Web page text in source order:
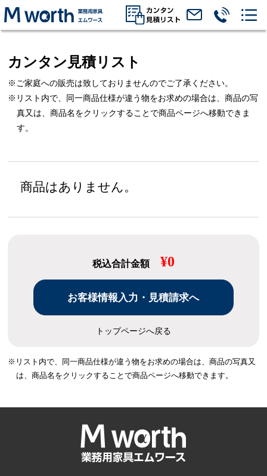
カンタン見積リスト
※ご家庭への販売は致しておりませんのでご了承ください。
※リスト内で、同一商品仕様が違う物をお求めの場合は、商品の写
真又は、商品名をクリックすることで商品ページへ移動できま
す。
商品はありません。
税込合計金額 ¥0
トップページへ戻る
※リスト内で、同一商品仕様が違う物をお求めの場合は、商品の写真又
は、商品名をクリックすることで商品ページへ移動できます。